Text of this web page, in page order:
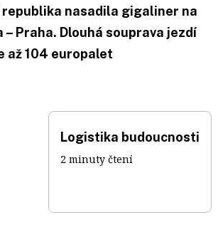
republika nasadila gigaliner na
Praha. Dlouhá souprava jezdí
až 104 europalet
Logistika budoucnosti
2 minuty čtení